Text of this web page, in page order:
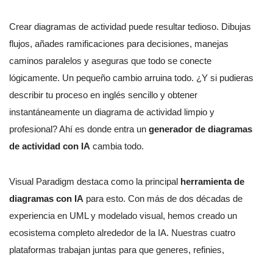
Crear diagramas de actividad puede resultar tedioso. Dibujas
flujos, añades ramificaciones para decisiones, manejas
caminos paralelos y aseguras que todo se conecte
lógicamente. Un pequeño cambio arruina todo. ¿Y si pudieras
describir tu proceso en inglés sencillo y obtener
instantáneamente un diagrama de actividad limpio y
profesional? Ahí es donde entra un generador de diagramas
de actividad con IA cambia todo.
Visual Paradigm destaca como la principal herramienta de
diagramas con IA para esto. Con más de dos décadas de
experiencia en UML y modelado visual, hemos creado un
ecosistema completo alrededor de la IA. Nuestras cuatro
plataformas trabajan juntas para que generes, refinies,